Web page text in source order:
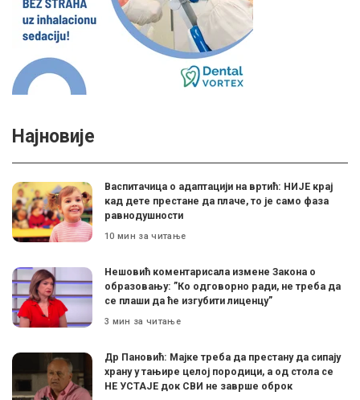
Најновије
Васпитачица о адаптацији на вртић: НИЈЕ крај
кад дете престане да плаче, то је само фаза
равнодушности
10 мин за читање
Нешовић коментарисала измене Закона о
образовању: ”Ко одговорно ради, не треба да
се плаши да ће изгубити лиценцу”
3 мин за читање
Др Пановић: Мајке треба да престану да сипају
храну у тањире целој породици, а од стола се
НЕ УСТАЈЕ док СВИ не заврше оброк